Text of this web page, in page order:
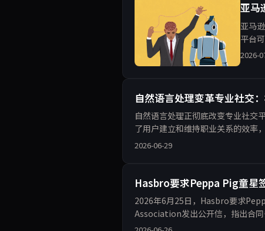
亚马
亚马
平台
用，
2026-
自然语言处理变革专业社交
自然语言处理正彻底改变专业社交
了用户建立和维持职业关系的效率
风险。
2026-06-29
Hasbro要求Peppa Pig童星
2026年6月25日，Hasbro要求
Association发出公开信，指出合